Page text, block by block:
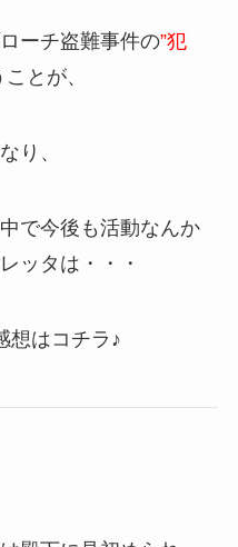
ーチ盗難事件の”犯
とが、
り、
で今後も活動なんか
ッタは・・・
想はコチラ♪